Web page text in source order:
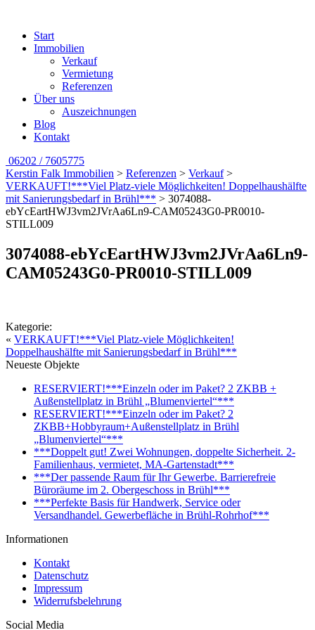
Start
Immobilien
Verkauf
Vermietung
Referenzen
Über uns
Auszeichnungen
Blog
Kontakt
06202 / 7605775
Kerstin Falk Immobilien > Referenzen > Verkauf>
VERKAUFT!***Viel Platz-viele Möglichkeiten! Doppelhaushälfte
mit Sanierungsbedarf in Brühl*** > 3074088-
ebYcEartHWJ3vm2JVrAa6Ln9-CAM05243G0-PR0010-
STILL009
3074088-ebYcEartHWJ3vm2JVrAa6Ln9-
CAM05243G0-PR0010-STILL009
Kategorie:
« VERKAUFT!***Viel Platz-viele Möglichkeiten!
Doppelhaushälfte mit Sanierungsbedarf in Brühl***
Neueste Objekte
RESERVIERT!***Einzeln oder im Paket? 2 ZKBB +
Außenstellplatz in Brühl „Blumenviertel“***
RESERVIERT!***Einzeln oder im Paket? 2
ZKBB+Hobbyraum+Außenstellplatz in Brühl
„Blumenviertel“***
***Doppelt gut! Zwei Wohnungen, doppelte Sicherheit. 2-
Familienhaus, vermietet, MA-Gartenstadt***
***Der passende Raum für Ihr Gewerbe. Barrierefreie
Büroräume im 2. Obergeschoss in Brühl***
***Perfekte Basis für Handwerk, Service oder
Versandhandel. Gewerbefläche in Brühl-Rohrhof***
Informationen
Kontakt
Datenschutz
Impressum
Widerrufsbelehrung
Social Media